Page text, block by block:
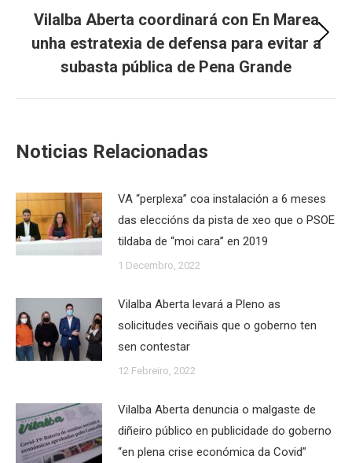
Next
post:
Vilalba Aberta coordinará con En Marea
unha estratexia de defensa para evitar a
subasta pública de Pena Grande
Noticias Relacionadas
VA “perplexa” coa instalación a 6 meses
das eleccións da pista de xeo que o PSOE
tildaba de “moi cara” en 2019
1 Decembro, 2022
Vilalba Aberta levará a Pleno as
solicitudes veciñais que o goberno ten
sen contestar
12 Febreiro, 2022
Vilalba Aberta denuncia o malgaste de
diñeiro público en publicidade do goberno
“en plena crise económica da Covid”